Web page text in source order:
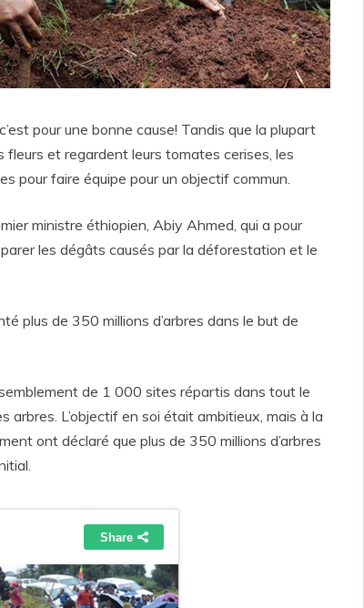
pour une bonne cause! Tandis que la plupart
et regardent leurs tomates cerises, les
pour faire équipe pour un objectif commun.
ministre éthiopien, Abiy Ahmed, qui a pour
les dégâts causés par la déforestation et le
plus de 350 millions d’arbres dans le but de
de 1 000 sites répartis dans tout le
L’objectif en soi était ambitieux, mais à la
ont déclaré que plus de 350 millions d’arbres